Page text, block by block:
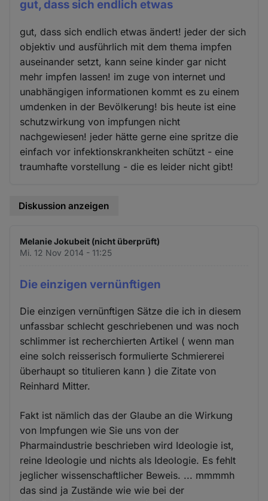
gut, dass sich endlich etwas
gut, dass sich endlich etwas ändert! jeder der sich
objektiv und ausführlich mit dem thema impfen
auseinander setzt, kann seine kinder gar nicht
mehr impfen lassen! im zuge von internet und
unabhängigen informationen kommt es zu einem
umdenken in der Bevölkerung! bis heute ist eine
schutzwirkung von impfungen nicht
nachgewiesen! jeder hätte gerne eine spritze die
einfach vor infektionskrankheiten schützt - eine
traumhafte vorstellung - die es leider nicht gibt!
Diskussion anzeigen
Melanie Jokubeit (nicht überprüft)
Mi. 12 Nov 2014 - 11:25
Die einzigen vernünftigen
Die einzigen vernünftigen Sätze die ich in diesem
unfassbar schlecht geschriebenen und was noch
schlimmer ist recherchierten Artikel ( wenn man
eine solch reisserisch formulierte Schmiererei
überhaupt so titulieren kann ) die Zitate von
Reinhard Mitter.
Fakt ist nämlich das der Glaube an die Wirkung
von Impfungen wie Sie uns von der
Pharmaindustrie beschrieben wird Ideologie ist,
reine Ideologie und nichts als Ideologie. Es fehlt
jeglicher wissenschaftlicher Beweis. ... mmmmh
das sind ja Zustände wie wie bei der